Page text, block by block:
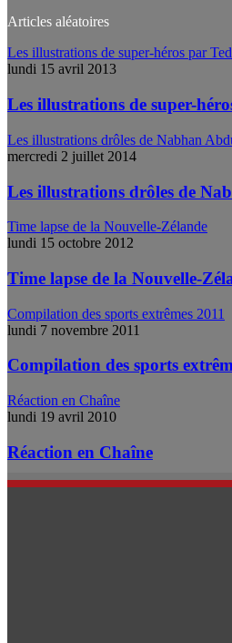
Articles aléatoires
Les illustrations de super-héros par
lundi 15 avril 2013
Les illustrations de super-
Les illustrations drôles de Nabhan
mercredi 2 juillet 2014
Les illustrations drôles de
Time lapse de la Nouvelle-Zélande
lundi 15 octobre 2012
Time lapse de la Nouvelle-
Compilation des sports extrêmes 2011
lundi 7 novembre 2011
Compilation des sports
Réaction en Chaîne
lundi 19 avril 2010
Réaction en Chaîne